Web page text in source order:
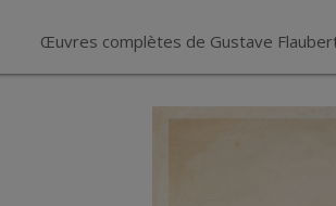
Œuvres complètes de Gustave